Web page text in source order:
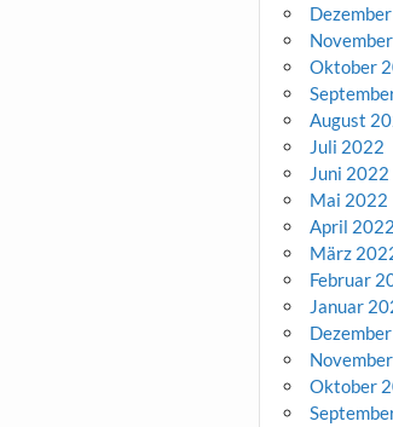
Oktober
August
Juli 2022
Juni 2022
Mai 2022
April 2022
März
Februar
Januar
Oktober